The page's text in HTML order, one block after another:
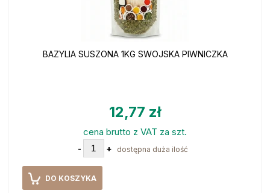
BAZYLIA SUSZONA 1KG SWOJSKA PIWNICZKA
12,77 zł
cena brutto z VAT za szt.
- + dostępna duża ilość
DO KOSZYKA